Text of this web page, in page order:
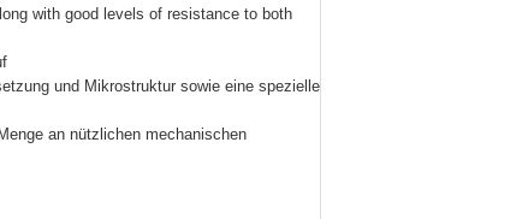
with good levels of resistance to both
und Mikrostruktur sowie eine spezielle
an nützlichen mechanischen